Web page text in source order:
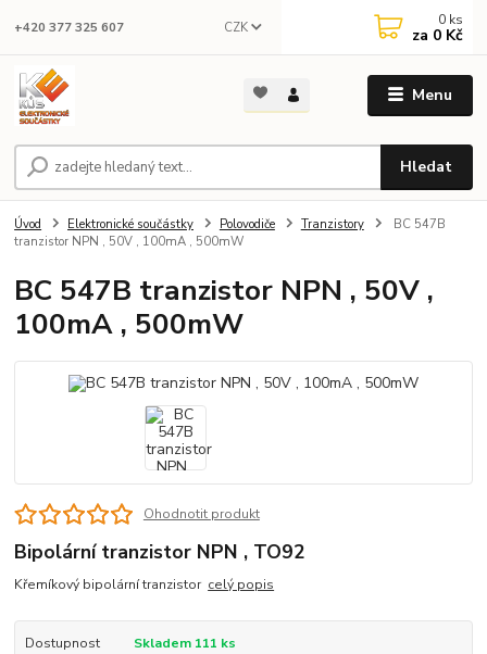
Menu
CZK
Hledat
+420 377 325 607 0 ks
za 0 Kč
Úvod Elektronické součástky Polovodiče Tranzistory
BC 547B
tranzistor NPN , 50V , 100mA , 500mW
BC 547B tranzistor NPN , 50V ,
100mA , 500mW
Ohodnotit produkt
Bipolární tranzistor NPN , TO92
Křemíkový bipolární tranzistor celý popis
Dostupnost Skladem 111 ks